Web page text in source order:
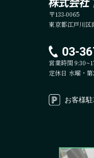
〒133-0065
東京都江戸川区
03-
営業時間
定休日 水曜・
お客様